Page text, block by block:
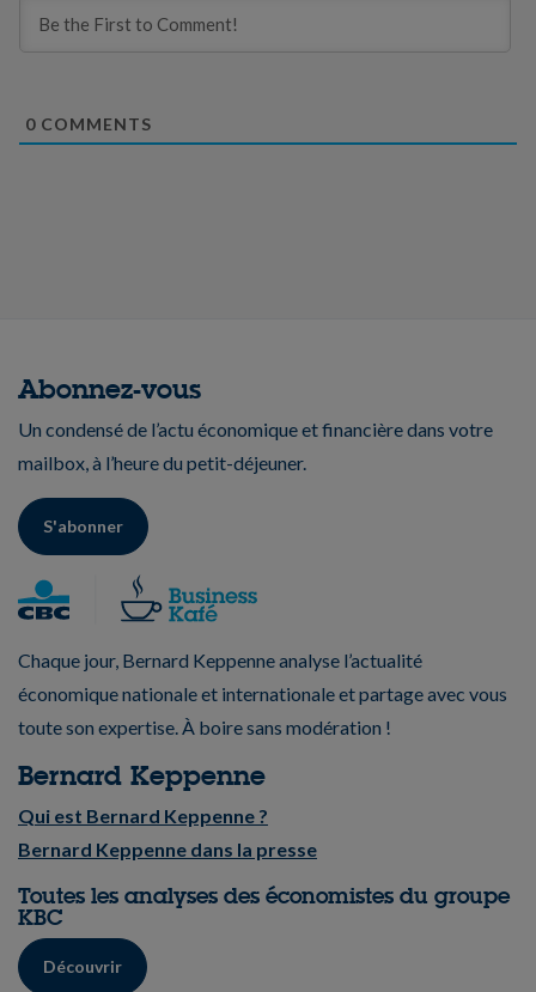
0 COMMENTS
Abonnez-vous
Un condensé de l’actu économique et financière dans votre
mailbox, à l’heure du petit-déjeuner.
S'abonner
Chaque jour, Bernard Keppenne analyse l’actualité
économique nationale et internationale et partage avec vous
toute son expertise. À boire sans modération !
Bernard Keppenne
Qui est Bernard Keppenne ?
Bernard Keppenne dans la presse
Toutes les analyses des économistes du groupe
KBC
Découvrir